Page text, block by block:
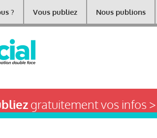
? Vous publiez Nous publions
gratuitement vos infos >